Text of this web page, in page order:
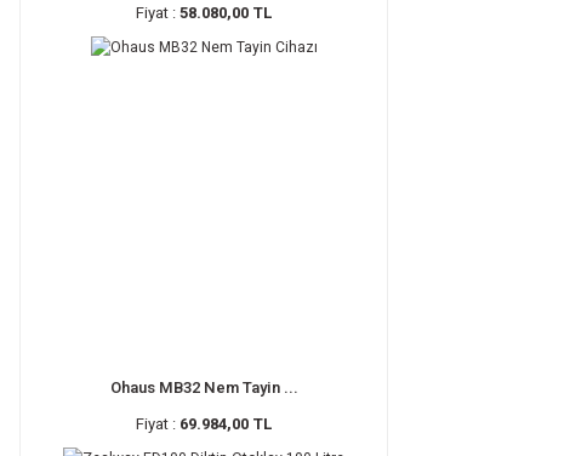
Fiyat :58.080,00 TL
Ohaus MB32 Nem Tayin ...
Fiyat : 69.984,00 TL